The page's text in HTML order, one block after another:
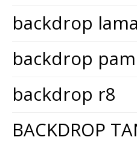
backdrop
backdrop
backdrop r8
BACKDROP